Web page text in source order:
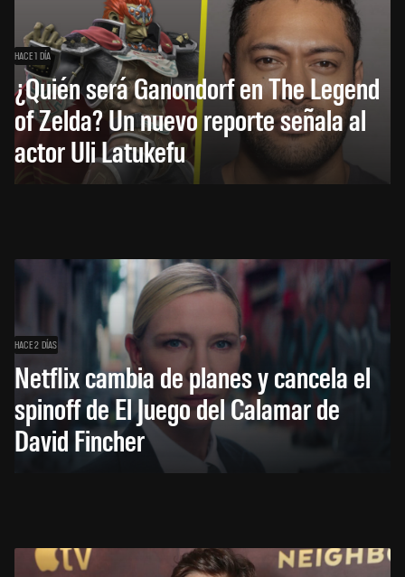
HACE 1 DÍA
¿Quién será Ganondorf en The Legend
of Zelda? Un nuevo reporte señala al
actor Uli Latukefu
HACE 2 DÍAS
Netflix cambia de planes y cancela el
spinoff de El Juego del Calamar de
David Fincher